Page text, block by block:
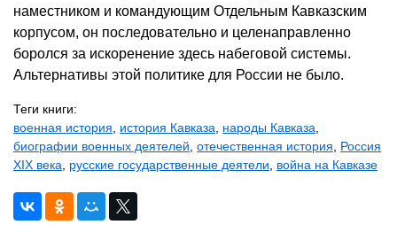
наместником и командующим Отдельным Кавказским
корпусом, он последовательно и целенаправленно
боролся за искоренение здесь набеговой системы.
Альтернативы этой политике для России не было.
Теги книги:
военная история, история Кавказа, народы Кавказа,
биографии военных деятелей, отечественная история, Россия
XIX века, русские государственные деятели, война на Кавказе